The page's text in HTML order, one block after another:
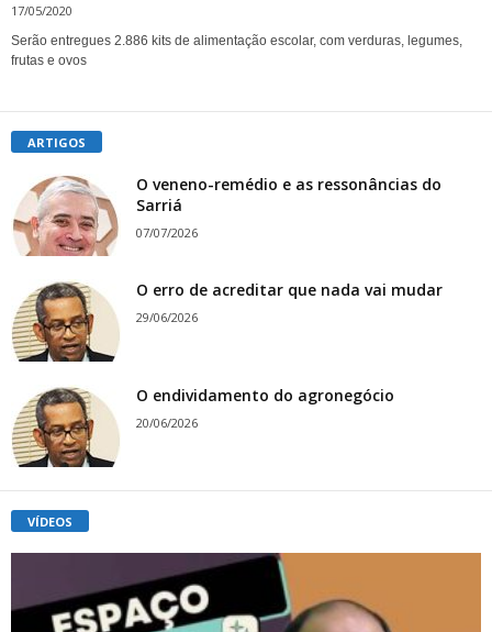
17/05/2020
Serão entregues 2.886 kits de alimentação escolar, com verduras, legumes,
frutas e ovos
ARTIGOS
O veneno-remédio e as ressonâncias do
Sarriá
07/07/2026
O erro de acreditar que nada vai mudar
29/06/2026
O endividamento do agronegócio
20/06/2026
VÍDEOS